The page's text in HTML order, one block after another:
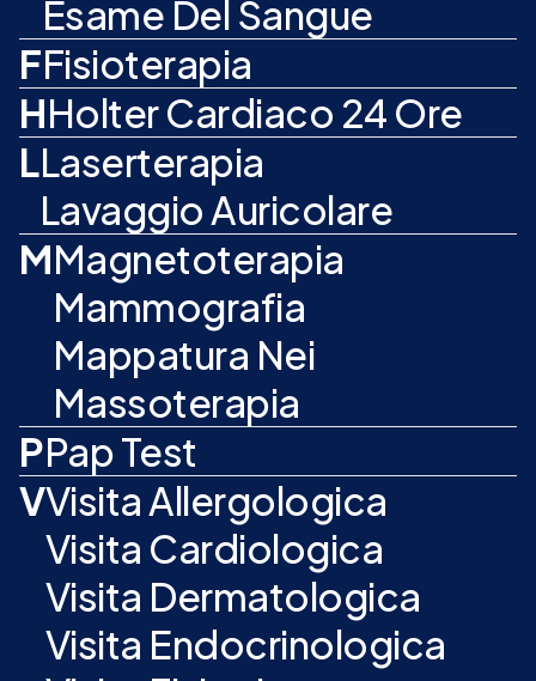
Esame Del Sangue
FFisioterapia
HHolter Cardiaco 24 Ore
LLaserterapia
Lavaggio Auricolare
MMagnetoterapia
Mammografia
Mappatura Nei
Massoterapia
PPap Test
VVisita Allergologica
Visita Cardiologica
Visita Dermatologica
Visita Endocrinologica